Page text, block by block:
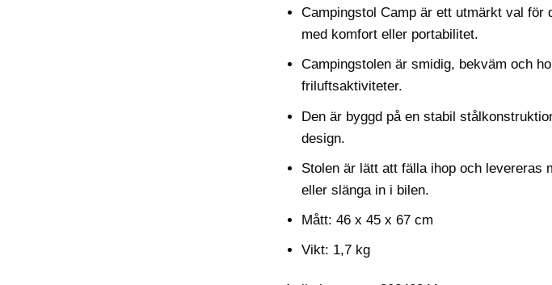
Campingstol Camp är ett utmärkt val
med komfort eller portabilitet.
Campingstolen är smidig, bekväm och
friluftsaktiviteter.
Den är byggd på en stabil
design.
Stolen är lätt att fälla ihop och levereras
eller slänga in i bilen.
Mått: 46 x 45 x 67 cm
Vikt: 1,7 kg